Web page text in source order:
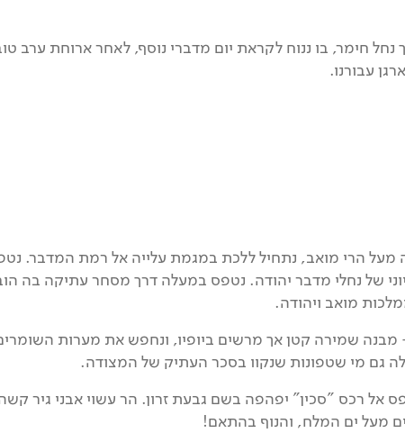
נחל חימר, בו ננוח לקראת יום מדברי נוסף, לאחר ארוחת ערב
עבורנו.
מעל הרי מואב, נתחיל ללכת במגמת עלייה אל רמת המדבר.
של נחלי מדבר יהודה. נטפס במעלה דרך מסחר עתיקה בה
מואב ויהודה.
מבנה שמירה קטן אך מרשים ביופיו, ונחפש את מערות
גם מי שטפונות שנקוו בסכר העתיק של המצודה.
אל רכס "סכין" יפהפה בשם גבעת זרון. הר עשוי אבני גיר קשה